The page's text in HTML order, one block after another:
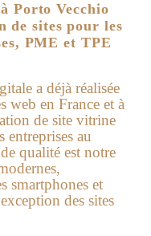
Porto Vecchio
de sites pour les
PME et TPE
a déjà réalisée
web en France et à
de site vitrine
entreprises au
qualité est notre
smartphones et
des sites